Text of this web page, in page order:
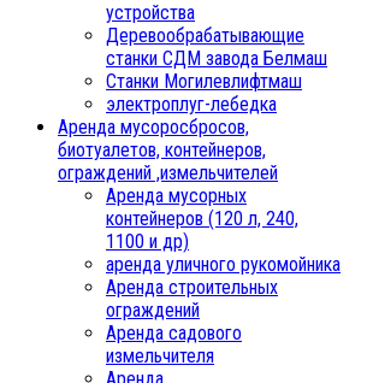
устройства
Деревообрабатывающие
станки СДМ завода Белмаш
Станки Могилевлифтмаш
электроплуг-лебедка
Аренда мусоросбросов,
биотуалетов, контейнеров,
ограждений ,измельчителей
Аренда мусорных
контейнеров (120 л, 240,
1100 и др)
аренда уличного рукомойника
Аренда строительных
ограждений
Аренда садового
измельчителя